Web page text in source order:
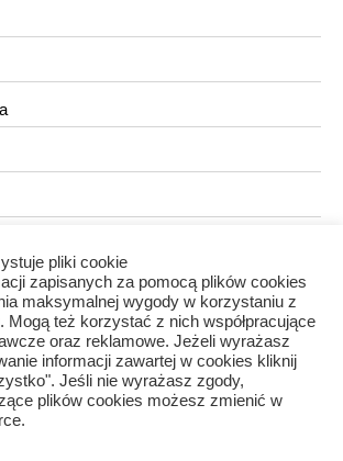
pliki cookie
zapisanych za pomocą plików cookies
maksymalnej wygody w korzystaniu z
Mogą też korzystać z nich współpracujące
oraz reklamowe. Jeżeli wyrażasz
informacji zawartej w cookies kliknij
Jeśli nie wyrażasz zgody,
plików cookies możesz zmienić w